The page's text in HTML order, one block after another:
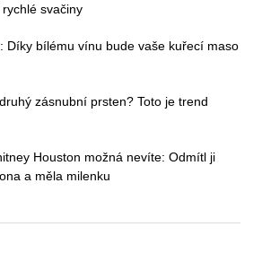
svačiny
Díky bílému vínu bude vaše kuřecí maso
zásnubní prsten? Toto je trend
Houston možná nevíte: Odmítl ji
a měla milenku